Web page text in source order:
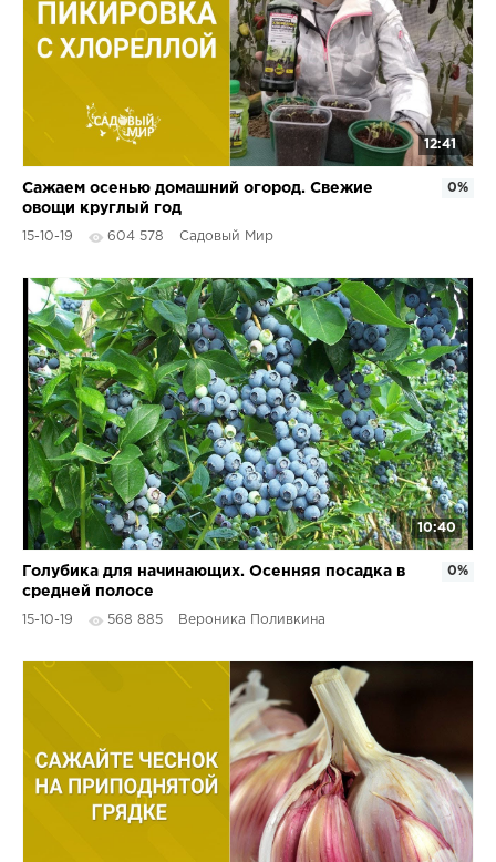
12:41
Сажаем осенью домашний огород. Свежие
овощи круглый год
15-10-19 604 578 Садовый Мир
0%
10:40
Голубика для начинающих. Осенняя посадка в
средней полосе
15-10-19 568 885 Вероника Поливкина
0%